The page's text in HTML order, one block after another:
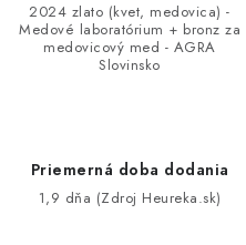
2024 zlato (kvet, medovica) -
Medové laboratórium + bronz za
medovicový med - AGRA
Slovinsko
Priemerná doba dodania
1,9 dňa (Zdroj Heureka.sk)